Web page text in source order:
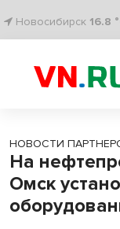
Новосибирск 16.8
НОВОСТИ
На
Омск